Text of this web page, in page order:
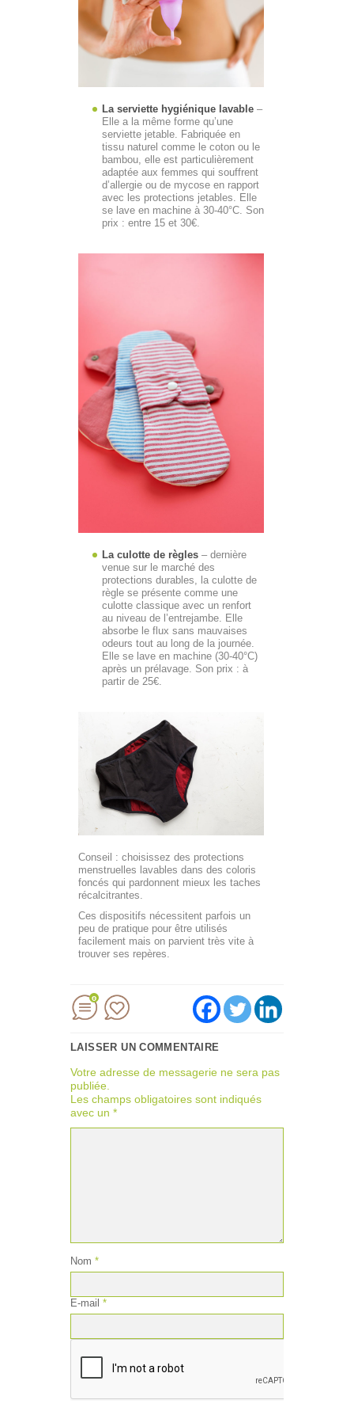
La serviette hygiénique lavable –
Elle a la même forme qu’une
serviette jetable. Fabriquée en
tissu naturel comme le coton ou le
bambou, elle est particulièrement
adaptée aux femmes qui souffrent
d’allergie ou de mycose en rapport
avec les protections jetables. Elle
se lave en machine à 30-40°C. Son
prix : entre 15 et 30€.
La culotte de règles – dernière
venue sur le marché des
protections durables, la culotte de
règle se présente comme une
culotte classique avec un renfort
au niveau de l’entrejambe. Elle
absorbe le flux sans mauvaises
odeurs tout au long de la journée.
Elle se lave en machine (30-40°C)
après un prélavage. Son prix : à
partir de 25€.
Conseil : choisissez des protections
menstruelles lavables dans des coloris
foncés qui pardonnent mieux les taches
récalcitrantes.
Ces dispositifs nécessitent parfois un
peu de pratique pour être utilisés
facilement mais on parvient très vite à
trouver ses repères.
0
LAISSER UN COMMENTAIRE
Votre adresse de messagerie ne sera pas
publiée.
Les champs obligatoires sont indiqués
avec un *
Nom *
E-mail *